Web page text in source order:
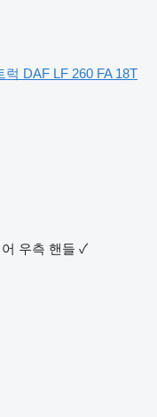
럭 DAF LF 260 FA 18T
우측 핸들 ✓